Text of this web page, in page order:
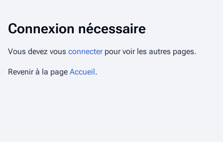
Connexion nécessaire
Vous devez vous connecterpour voir les autres pages.
Revenir à la page Accueil.